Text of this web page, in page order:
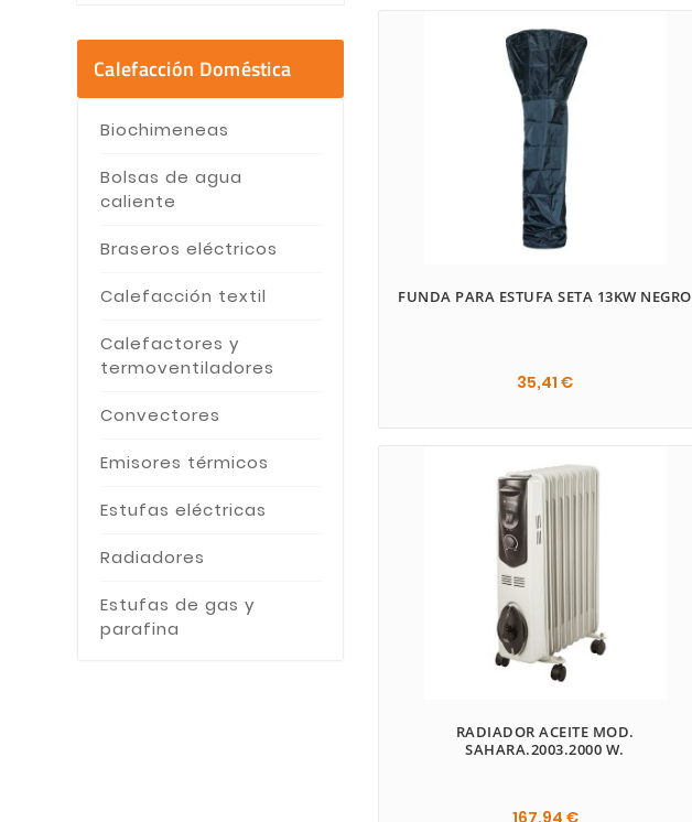
PQS
S&P
(3)
SAGRERA CANARIAS
TMC
TRISTAR
UFESA
ZIBRO
Calefacción Doméstica
Biochimeneas
Bolsas de agua
caliente
Braseros eléctricos
Calefacción textil
Calefactores y
termoventiladores
Convectores
Emisores térmicos
Estufas eléctricas
Radiadores
Estufas de gas y
parafina
FUNDA PARA ESTUFA SETA 13KW NEGRO
35,41 €
RADIADOR ACEITE MOD.
SAHARA.2003.2000 W.
167,94 €